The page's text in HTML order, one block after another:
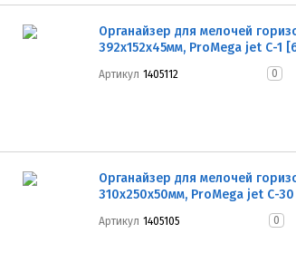
Органайзер для мелочей
392x152x45мм, ProMega jet С-1
Артикул 1405112 0
Органайзер для мелочей
310x250x50мм, ProMega jet С-30
Артикул 1405105 0